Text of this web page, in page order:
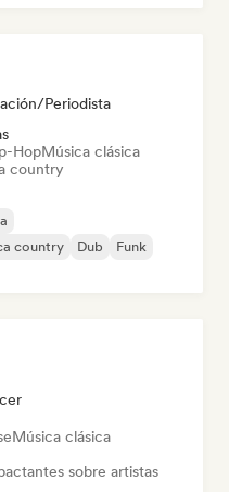
Periodista
HopMúsica clásica
country
country Dub
Funk
Música clásica
sobre artistas